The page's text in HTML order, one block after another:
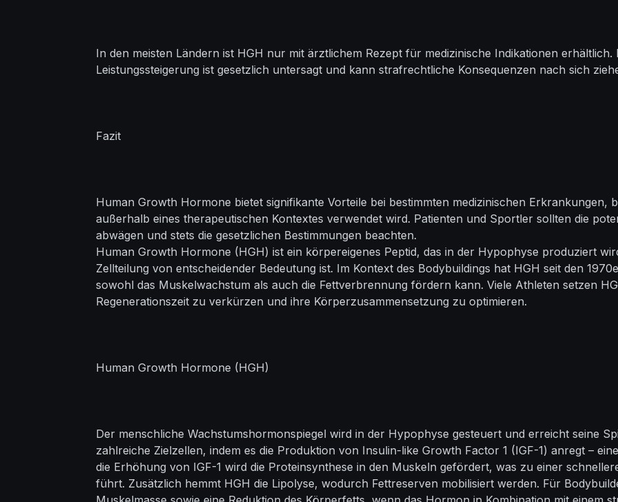
In den meisten Ländern ist HGH nur mit ärztlichem Rezept für medizinische Indikationen
Leistungssteigerung ist gesetzlich untersagt und kann strafrechtliche Konsequenzen nach sich
Fazit
Human Growth Hormone bietet signifikante Vorteile bei bestimmten medizinischen Erkrankungen,
außerhalb eines therapeutischen Kontextes verwendet wird. Patienten und Sportler sollten die
abwägen und stets die gesetzlichen Bestimmungen beachten.
Human Growth Hormone (HGH) ist ein körpereigenes Peptid, das in der Hypophyse produziert
Zellteilung von entscheidender Bedeutung ist. Im Kontext des Bodybuildings hat HGH seit den
sowohl das Muskelwachstum als auch die Fettverbrennung fördern kann. Viele Athleten setzen
Regenerationszeit zu verkürzen und ihre Körperzusammensetzung zu optimieren.
Human Growth Hormone (HGH)
Der menschliche Wachstumshormonspiegel wird in der Hypophyse gesteuert und erreicht seine
zahlreiche Zielzellen, indem es die Produktion von Insulin-like Growth Factor 1 (IGF-1) anregt –
die Erhöhung von IGF-1 wird die Proteinsynthese in den Muskeln gefördert, was zu einer
führt. Zusätzlich hemmt HGH die Lipolyse, wodurch Fettreserven mobilisiert werden. Für